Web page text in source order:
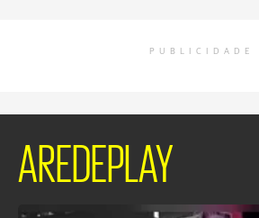
PUBLICIDADE
AREDEPLAY